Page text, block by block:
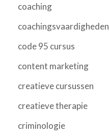
coaching
coachingsvaardigheden
code 95 cursus
content marketing
creatieve cursussen
creatieve therapie
criminologie